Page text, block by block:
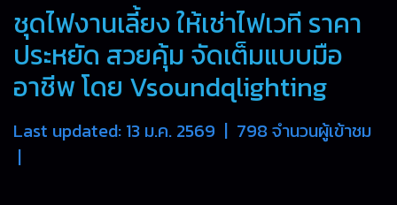
ชุดไฟงานเลี้ยง ให้เช่าไฟเวที ราคา
ประหยัด สวยคุ้ม จัดเต็มแบบมือ
อาชีพ โดย Vsoundqlighting
Last updated: 13 ม.ค. 2569 | 798 จำนวนผู้เข้าชม
|